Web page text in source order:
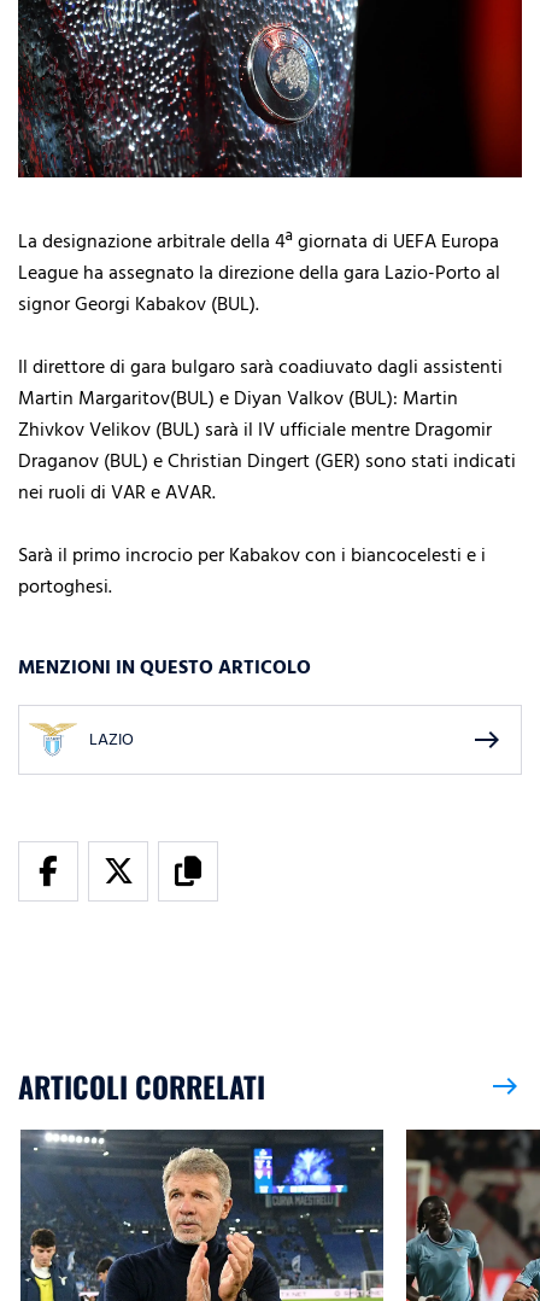
La designazione arbitrale della 4ª giornata di UEFA Europa
League ha assegnato la direzione della gara Lazio-Porto al
signor Georgi Kabakov (BUL).
Il direttore di gara bulgaro sarà coadiuvato dagli assistenti
Martin Margaritov(BUL) e Diyan Valkov (BUL): Martin
Zhivkov Velikov (BUL) sarà il IV ufficiale mentre Dragomir
Draganov (BUL) e Christian Dingert (GER) sono stati indicati
nei ruoli di VAR e AVAR.
Sarà il primo incrocio per Kabakov con i biancocelesti e i
portoghesi.
MENZIONI IN QUESTO ARTICOLO
LAZIO east
ARTICOLI CORRELATI east